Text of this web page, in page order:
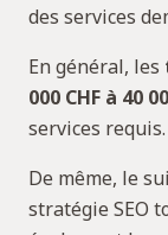
des services
En général, les
000 CHF à 40
services requis.
De même, le
stratégie SEO